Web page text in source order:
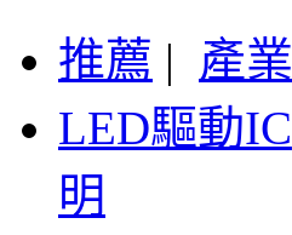
推薦 | 產業
LED驅動IC
明